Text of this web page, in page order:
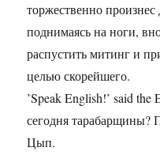
торжественно
поднимаясь на ноги,
распустить митинг и
целью скорейшего.
’Speak English!’ said
сегодня
Цып.